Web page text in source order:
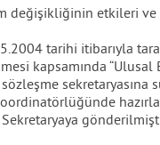
değişikliğinin etkileri
tarihi itibarıyla
kapsamında
sekretaryasına
koordinatörlüğünde